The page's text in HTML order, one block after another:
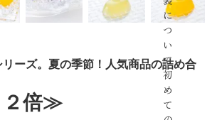
に
つ
い
て
初
め
て
ーズ。夏の季節！人気商品の詰め合
倍≫